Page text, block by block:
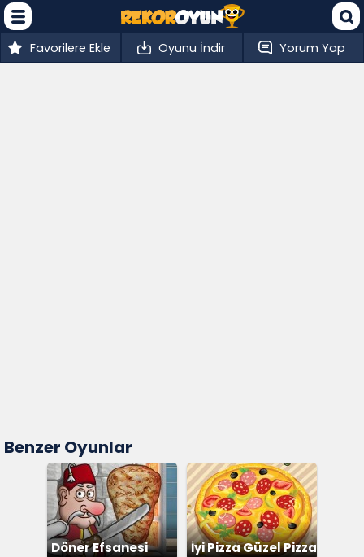
Favorilere Ekle Oyunu İndir Yorum Yap
Benzer Oyunlar
Döner Efsanesi İyi Pizza Güzel Pizza